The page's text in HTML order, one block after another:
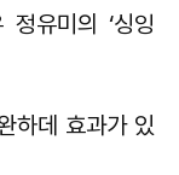
기
유미의 ‘싱잉
하데 효과가 있